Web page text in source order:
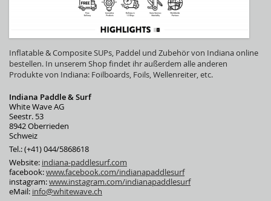
Inflatable & Composite SUPs, Paddel und Zubehör von Indiana online
bestellen. In unserem Shop findet ihr außerdem alle anderen
Produkte von Indiana: Foilboards, Foils, Wellenreiter, etc.
Indiana Paddle & Surf
White Wave AG
Seestr. 53
8942 Oberrieden
Schweiz
Tel.: (+41) 044/5868618
Website: indiana-paddlesurf.com
facebook:www.facebook.com/indianapaddlesurf
instagram:www.instagram.com/indianapaddlesurf
eMail: info@whitewave.ch